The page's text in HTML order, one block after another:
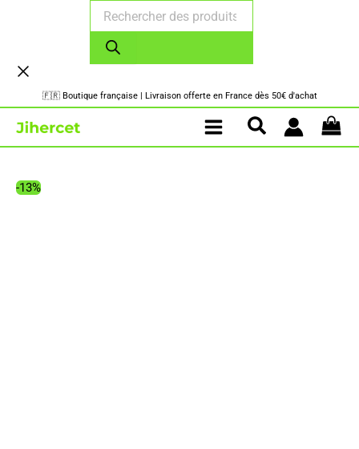
produits
🇫🇷 Boutique française | Livraison offerte en France dès 50€ d'achat
-13%